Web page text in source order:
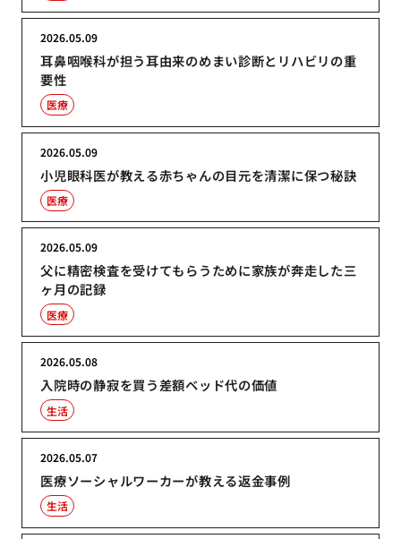
耳鼻咽喉科が担う耳由来のめまい診断とリハビリの重
要性
2026.05.09
医療
小児眼科医が教える赤ちゃんの目元を清潔に保つ秘訣
2026.05.09
医療
父に精密検査を受けてもらうために家族が奔走した三
ヶ月の記録
2026.05.09
医療
入院時の静寂を買う差額ベッド代の価値
2026.05.08
生活
医療ソーシャルワーカーが教える返金事例
2026.05.07
生活